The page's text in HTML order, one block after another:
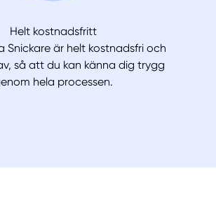
Helt kostnadsfritt
Snickare är helt kostnadsfri och
så att du kan känna dig trygg
hela processen.